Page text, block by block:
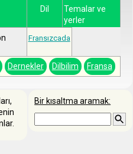
Dil
Temalar ve
yerler
Fransızcada
Dernekler Dilbilim Fransa
Bir kısaltma aramak: